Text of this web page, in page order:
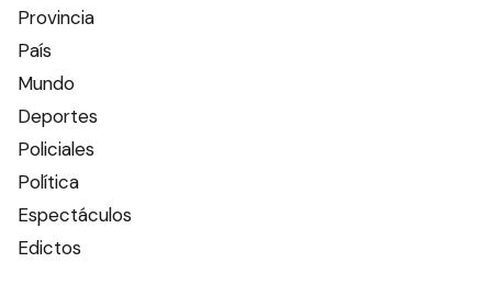
Provincia
País
Mundo
Deportes
Policiales
Política
Espectáculos
Edictos